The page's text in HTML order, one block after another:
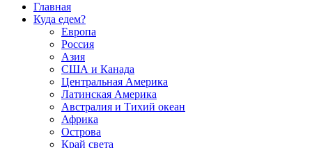
Главная
Куда едем?
Европа
Россия
Азия
США и Канада
Центральная Америка
Латинская Америка
Австралия и Тихий океан
Африка
Острова
Край света